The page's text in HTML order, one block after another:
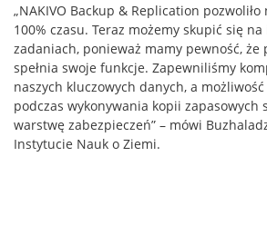
„NAKIVO Backup & Replication pozwoliło
100% czasu. Teraz możemy skupić się
zadaniach, ponieważ mamy pewność,
spełnia swoje funkcje. Zapewniliśmy
naszych kluczowych danych, a
podczas wykonywania kopii zapasowych
warstwę zabezpieczeń” – mówi
Instytucie Nauk o Ziemi.